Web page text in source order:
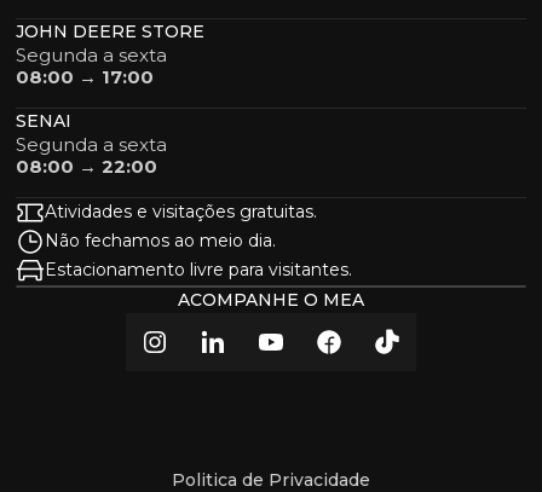
JOHN DEERE STORE
Segunda a sexta
08:00 → 17:00
SENAI
Segunda a sexta
08:00 → 22:00
Atividades e visitações gratuitas.
Não fechamos ao meio dia.
Estacionamento livre para visitantes.
ACOMPANHE O MEA
Politica de Privacidade